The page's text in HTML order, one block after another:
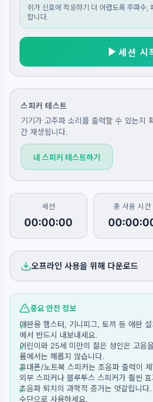
쥐가 신호에 적응하기 더 어렵도록 주파수,
합니다.
세션 시
스피커 테스트
기기가 고주파 소리를 출력할 수 있는지
간 재생됩니다.
내 스피커 테스트하기
세션
00:00:00
총 사용 시간
오프라인 사용을 위해 다운로드
중요 안전 정보
애완용 햄스터, 기니피그, 토끼 등 애완
에서 반드시 내보내세요.
어린이와 25세 미만의 젊은 성인은 고음
륨에서는 해롭지 않습니다.
휴대폰/노트북 스피커는 초음파 출력이
외부 스피커나 블루투스 스피커가 훨씬
초음파 퇴치의 과학적 증거는 엇갈립니
수단으로 사용하세요.